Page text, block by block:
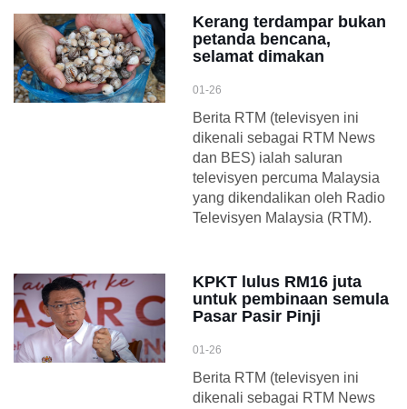
Kerang terdampar bukan
petanda bencana,
selamat dimakan
01-26
Berita RTM (televisyen ini
dikenali sebagai RTM News
dan BES) ialah saluran
televisyen percuma Malaysia
yang dikendalikan oleh Radio
Televisyen Malaysia (RTM).
KPKT lulus RM16 juta
untuk pembinaan semula
Pasar Pasir Pinji
01-26
Berita RTM (televisyen ini
dikenali sebagai RTM News